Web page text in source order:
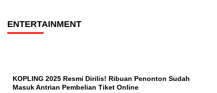
ENTERTAINMENT
KOPLING 2025 Resmi Dirilis! Ribuan Penonton Sudah
Masuk Antrian Pembelian Tiket Online